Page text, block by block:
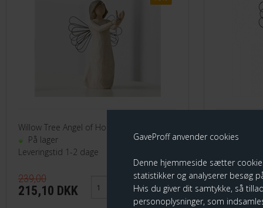
GaveProff anvender cookies
Denne hjemmeside sætter
statistikker og analyserer besøg
Hvis du giver dit samtykke, så
personoplysninger, som
Willow Tree Angel of Hope
På lager
Leveringstid 1-2 dage
239,00
215,10 DKK
På lager
225,00
202,50